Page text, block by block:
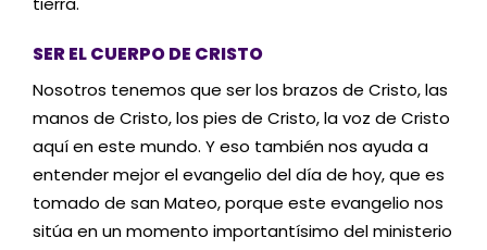
SER EL CUERPO DE CRISTO
Nosotros tenemos que ser los brazos de Cristo, las
manos de Cristo, los pies de Cristo, la voz de Cristo
aquí en este mundo. Y eso también nos ayuda a
entender mejor el evangelio del día de hoy, que es
tomado de san Mateo, porque este evangelio nos
sitúa en un momento importantísimo del ministerio